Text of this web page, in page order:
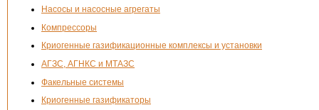
Насосы и насосные агрегаты
Компрессоры
Криогенные газификационные комплексы и установки
АГЗС, АГНКС и МТАЗС
Факельные системы
Криогенные газификаторы